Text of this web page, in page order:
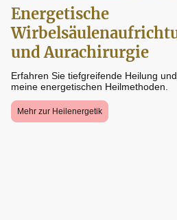
Energetische
und Aurachirurgie
Erfahren Sie tiefgreifende Heilung
meine energetischen Heilmethoden.
Mehr zur Heilenergetik